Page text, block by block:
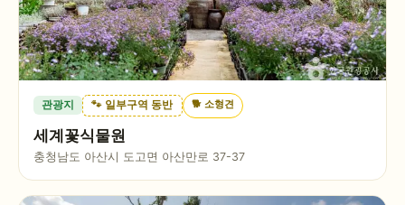
관광지 🐾 일부구역 동반 🐕 소형견
세계꽃식물원
충청남도 아산시 도고면 아산만로 37-37